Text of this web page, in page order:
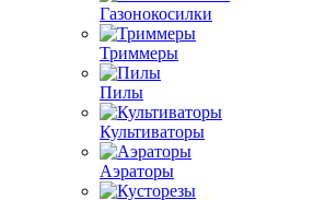
Газонокосилки
Триммеры
Пилы
Культиваторы
Аэраторы